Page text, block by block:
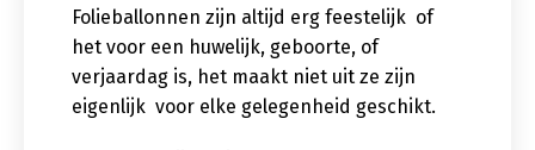
Folieballonnen zijn altijd erg feestelijk of
het voor een huwelijk, geboorte, of
verjaardag is, het maakt niet uit ze zijn
eigenlijk voor elke gelegenheid geschikt.